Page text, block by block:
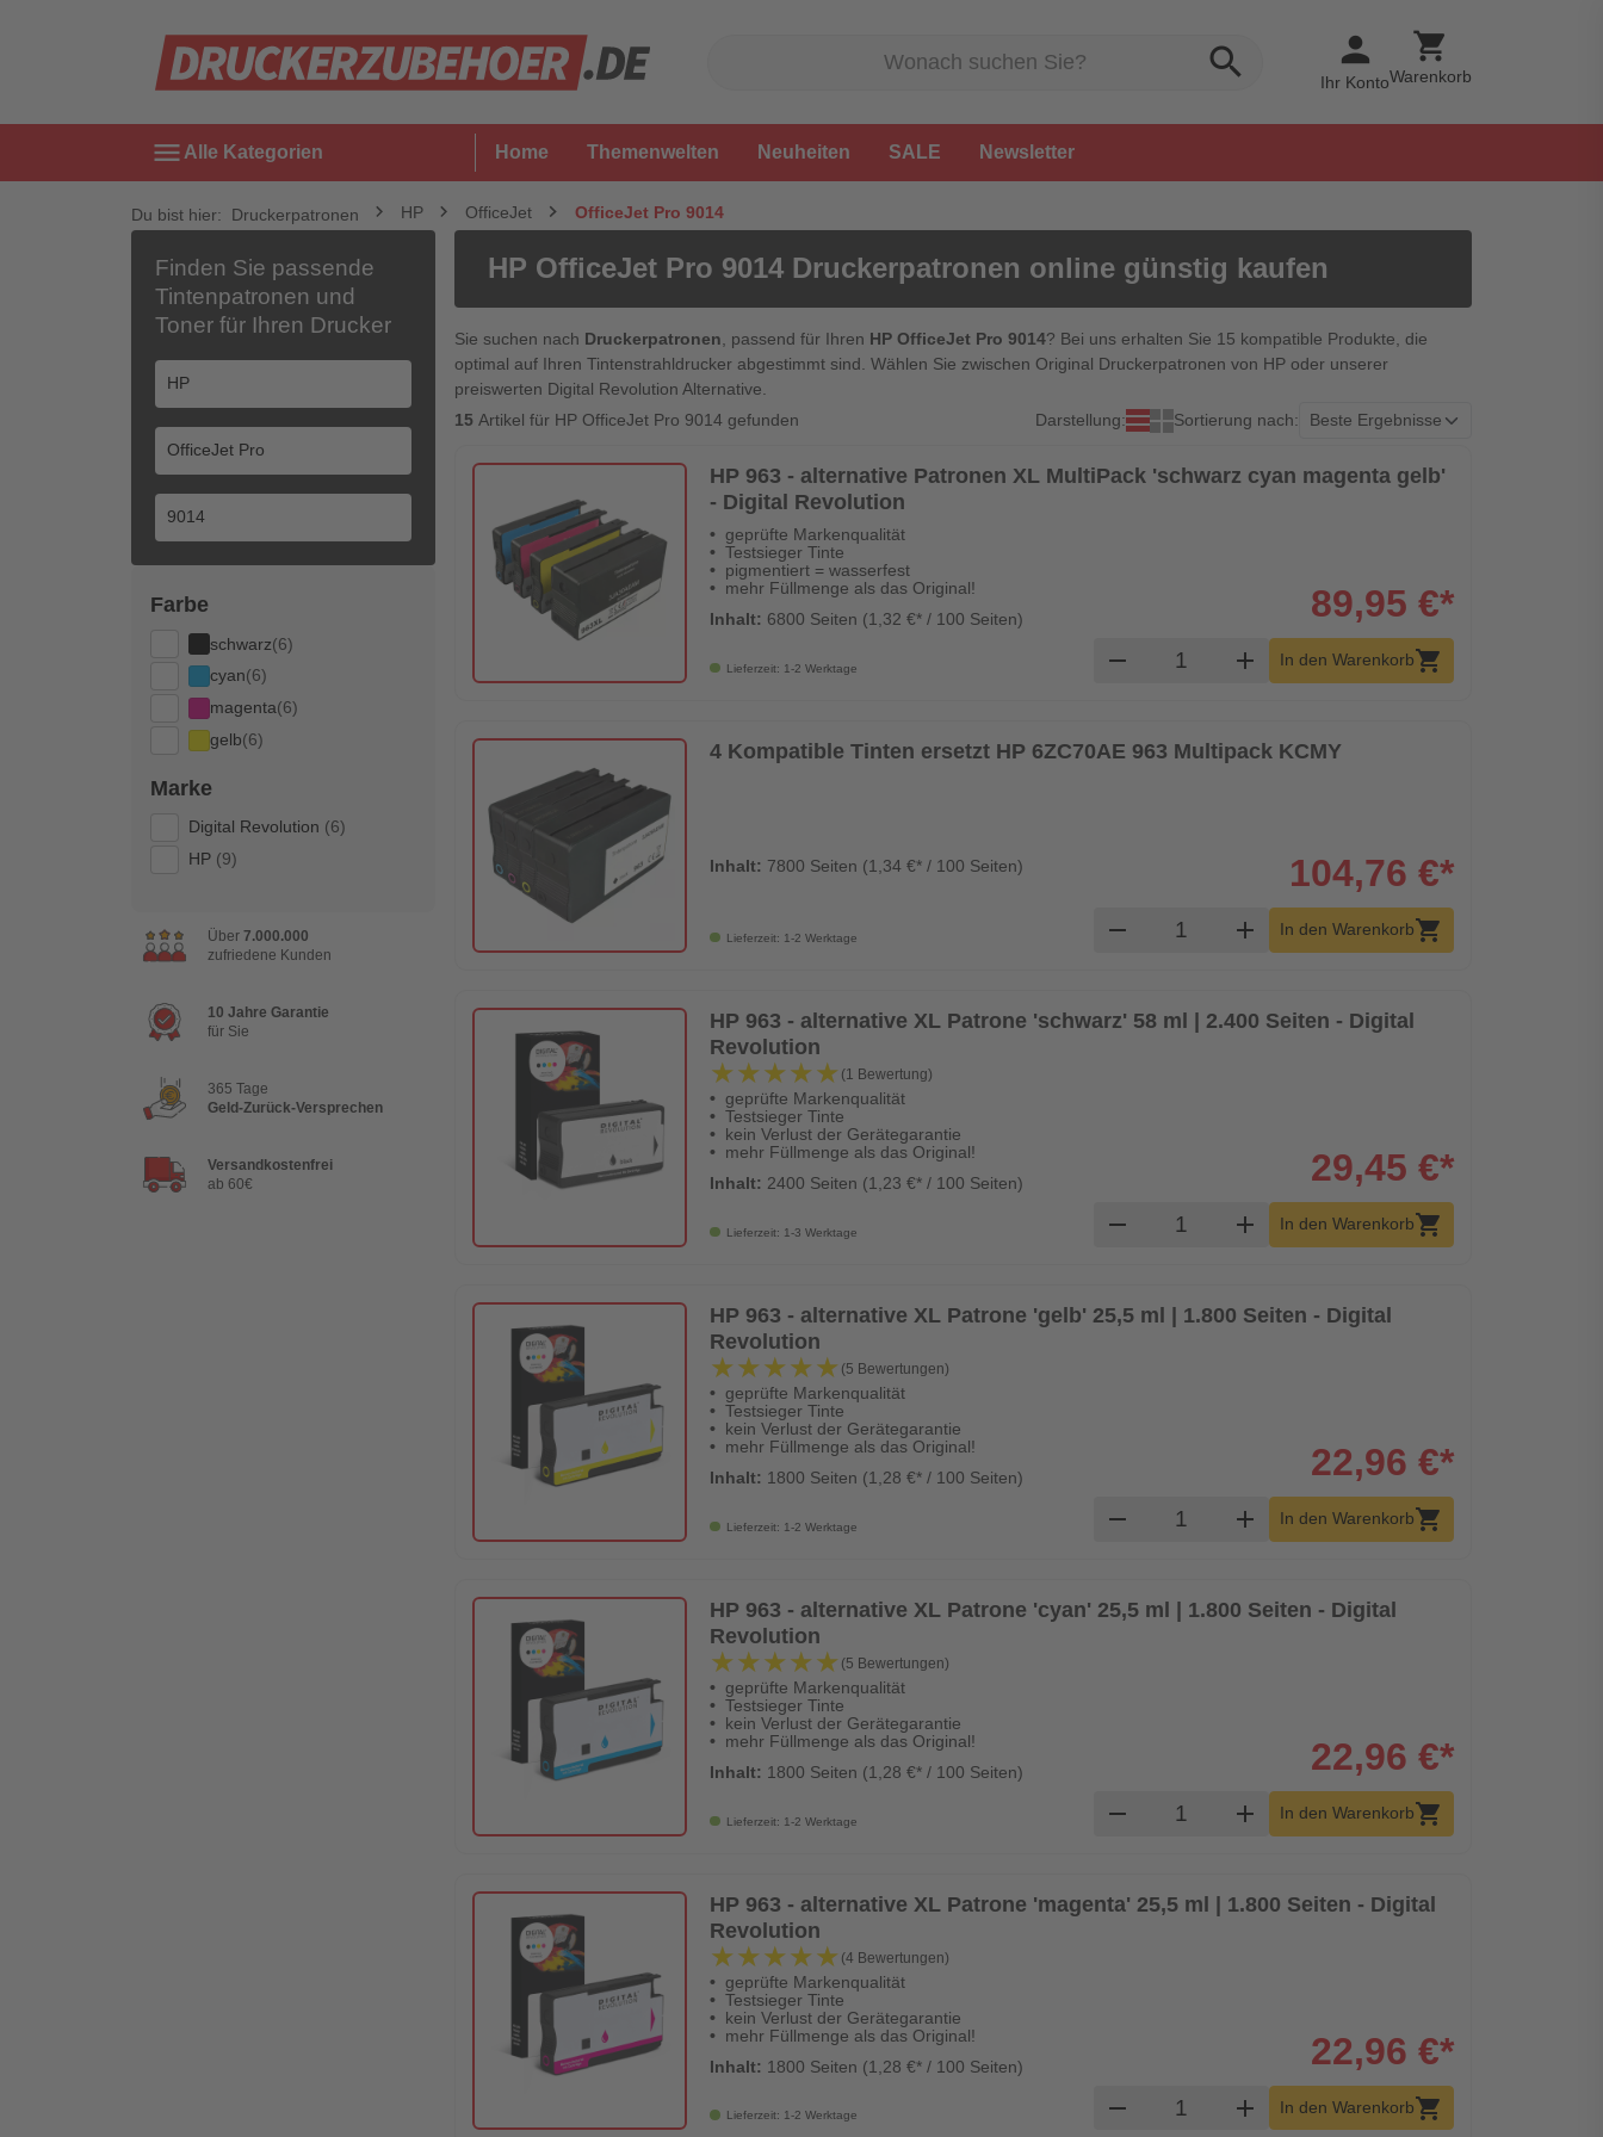
search person
Ihr Konto
shopping_cart
Warenkorb
menu Alle Kategorien Home Themenwelten Neuheiten SALE Newsletter
Du bist hier: Druckerpatronen HP OfficeJet OfficeJet Pro 9014
Finden Sie passende
Tintenpatronen und
Toner für Ihren Drucker
Farbe
schwarz(6)
cyan(6)
magenta(6)
gelb(6)
Marke
Digital Revolution (6)
HP (9)
Über 7.000.000
zufriedene Kunden
10 Jahre Garantie
für Sie
365 Tage
Geld-Zurück-Versprechen
Versandkostenfrei
ab 60€
HP OfficeJet Pro 9014 Druckerpatronen online günstig kaufen
Sie suchen nach Druckerpatronen , passend für Ihren HP OfficeJet Pro 9014? Bei uns erhalten Sie 15 kompatible Produkte, die
optimal auf Ihren Tintenstrahldrucker abgestimmt sind. Wählen Sie zwischen Original Druckerpatronen von HP oder unserer
preiswerten Digital Revolution Alternative.
15 Artikel für HP OfficeJet Pro 9014 gefunden Darstellung: Sortierung nach:
HP 963 - alternative Patronen XL MultiPack 'schwarz cyan magenta gelb'
- Digital Revolution
geprüfte Markenqualität
Testsieger Tinte
pigmentiert = wasserfest
mehr Füllmenge als das Original!
Inhalt: 6800 Seiten (1,32 €* / 100 Seiten)
Lieferzeit: 1-2 Werktage
89,95 €*
remove Produkt Warenkorb Menge
add In den Warenkorbshopping_cart
4 Kompatible Tinten ersetzt HP 6ZC70AE 963 Multipack KCMY
Inhalt: 7800 Seiten (1,34 €* / 100 Seiten)
Lieferzeit: 1-2 Werktage
104,76 €*
remove Produkt Warenkorb Menge
add In den Warenkorbshopping_cart
HP 963 - alternative XL Patrone 'schwarz' 58 ml | 2.400 Seiten - Digital
Revolution
★★★★★
★★★★★ (1 Bewertung)
geprüfte Markenqualität
Testsieger Tinte
kein Verlust der Gerätegarantie
mehr Füllmenge als das Original!
Inhalt: 2400 Seiten (1,23 €* / 100 Seiten)
Lieferzeit: 1-3 Werktage
29,45 €*
remove Produkt Warenkorb Menge
add In den Warenkorbshopping_cart
HP 963 - alternative XL Patrone 'gelb' 25,5 ml | 1.800 Seiten - Digital
Revolution
★★★★★
★★★★★ (5 Bewertungen)
geprüfte Markenqualität
Testsieger Tinte
kein Verlust der Gerätegarantie
mehr Füllmenge als das Original!
Inhalt: 1800 Seiten (1,28 €* / 100 Seiten)
Lieferzeit: 1-2 Werktage
22,96 €*
remove Produkt Warenkorb Menge
add In den Warenkorbshopping_cart
HP 963 - alternative XL Patrone 'cyan' 25,5 ml | 1.800 Seiten - Digital
Revolution
★★★★★
★★★★★ (5 Bewertungen)
geprüfte Markenqualität
Testsieger Tinte
kein Verlust der Gerätegarantie
mehr Füllmenge als das Original!
Inhalt: 1800 Seiten (1,28 €* / 100 Seiten)
Lieferzeit: 1-2 Werktage
22,96 €*
remove Produkt Warenkorb Menge
add In den Warenkorbshopping_cart
HP 963 - alternative XL Patrone 'magenta' 25,5 ml | 1.800 Seiten - Digital
Revolution
★★★★★
★★★★★ (4 Bewertungen)
geprüfte Markenqualität
Testsieger Tinte
kein Verlust der Gerätegarantie
mehr Füllmenge als das Original!
Inhalt: 1800 Seiten (1,28 €* / 100 Seiten)
Lieferzeit: 1-2 Werktage
22,96 €*
remove Produkt Warenkorb Menge
add In den Warenkorbshopping_cart